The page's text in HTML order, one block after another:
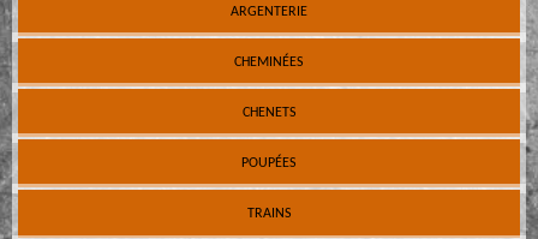
ARGENTERIE
CHEMINÉES
CHENETS
POUPÉES
TRAINS